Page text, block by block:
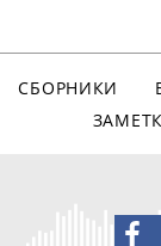
СБОРНИКИ